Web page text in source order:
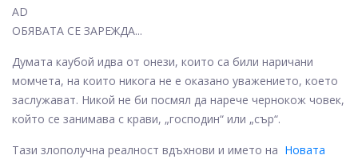
AD
ОБЯВАТА СЕ ЗАРЕЖДА...
Думата каубой идва от онези, които са били наричани
момчета, на които никога не е оказано уважението, което
заслужават. Никой не би посмял да нарече чернокож човек,
който се занимава с крави, „господин“ или „сър“.
Тази злополучна реалност вдъхнови и името на Новата